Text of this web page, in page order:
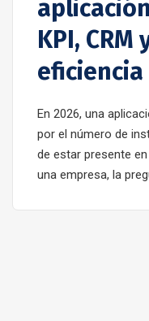
KPI,
eficiencia
En 2026, una
por el número de
de estar presente
una empresa, la